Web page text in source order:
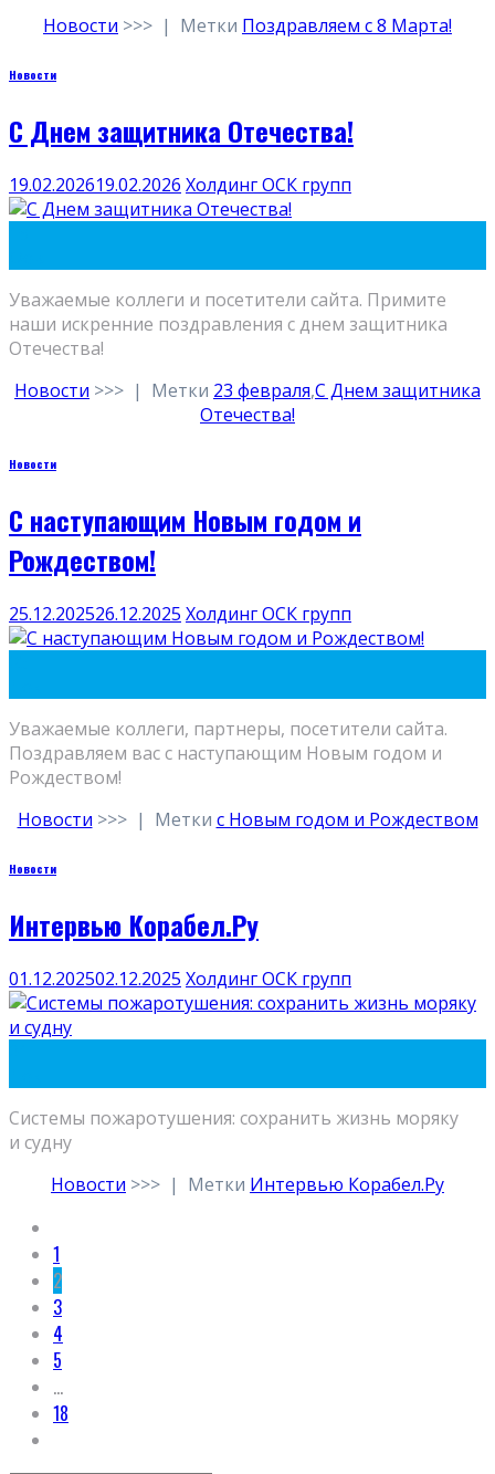
Новости >>> | Метки Поздравляем с 8 Марта!
Новости
С Днем защитника Отечества!
19.02.202619.02.2026 Холдинг ОСК групп
Уважаемые коллеги и посетители сайта. Примите
наши искренние поздравления с днем защитника
Отечества!
Новости >>> | Метки 23 февраля,С Днем защитника
Отечества!
Новости
C наступающим Новым годом и
Рождеством!
25.12.202526.12.2025 Холдинг ОСК групп
Уважаемые коллеги, партнеры, посетители сайта.
Поздравляем вас с наступающим Новым годом и
Рождеством!
Новости >>> | Метки с Новым годом и Рождеством
Новости
Интервью Корабел.Ру
01.12.202502.12.2025 Холдинг ОСК групп
Системы пожаротушения: сохранить жизнь моряку
и судну
Новости >>> | Метки Интервью Корабел.Ру
1
2
3
4
5
…
18